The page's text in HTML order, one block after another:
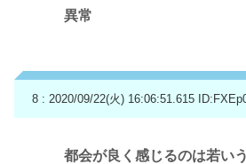
異常
8 : 2020/09/22(火) 16:06:51.615
都会が良く感じるのは若い